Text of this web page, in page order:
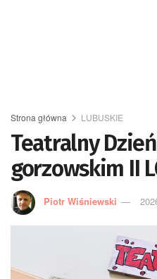
Strona główna LUBUSKIE
Teatralny
gorzowskim II
Piotr Wiśniewski